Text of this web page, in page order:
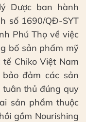
Dược ban hành
số 1690/QĐ-SYT
Phú Thọ về việc
bố sản phẩm mỹ
Chiko Việt Nam
đảm các sản
thủ đúng quy
sản phẩm thuộc
gồm Nourishing